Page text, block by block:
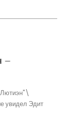
—
Лютиэн"\
увидел Эдит